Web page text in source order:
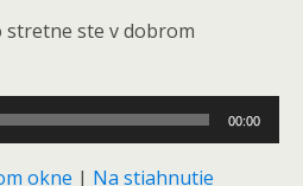
stretne ste v dobrom
00:00
okne | Na stiahnutie